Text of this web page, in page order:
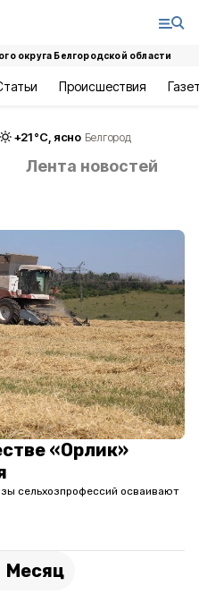
округа Белгородской области
Происшествия
+21°С, ясно Белгород
Лента новостей
«Орлик»
сельхозпрофессий осваивают
Месяц